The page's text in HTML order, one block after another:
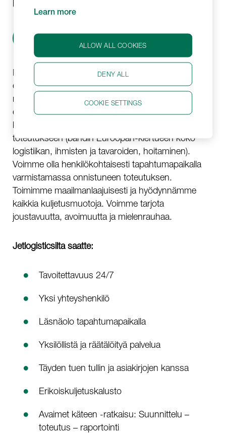
hartiat ja laajat yhteydet.
PYYDÄ TARJOUS
Palvelumme voivat vaihdella projektin hyvin
erityisestä osasta (esim. ainutlaatuisten
näyttämörakenteiden kuljettaminen edelliseltä
esiintymispaikalta seuraavalle) aina suuremman
kokonaisuuden täydelliseen koordinointiin ja
toteutukseen (bändin Euroopan-kiertueen koko
logistiikan, ihmisten ja tavaroiden, hoitaminen).
Voimme olla henkilökohtaisesti tapahtumapaikalla
varmistamassa onnistuneen toteutuksen.
Toimimme maailmanlaajuisesti ja hyödynnämme
kaikkia kuljetusmuotoja. Voimme tarjota
joustavuutta, avoimuutta ja mielenrauhaa.
Jetlogisticsilta saatte:
Tavoitettavuus 24/7
Yksi yhteyshenkilö
Läsnäolo tapahtumapaikalla
Yksilöllistä ja räätälöityä palvelua
Täyden tuen tullin ja asiakirjojen kanssa
Erikoiskuljetuskalusto
Avaimet käteen -ratkaisu: Suunnittelu –
toteutus – raportointi
Learn more
ALLOW ALL COOKIES
DENY ALL
COOKIE SETTINGS